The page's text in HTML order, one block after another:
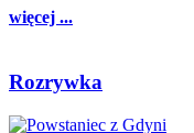
więcej ...
Rozrywka